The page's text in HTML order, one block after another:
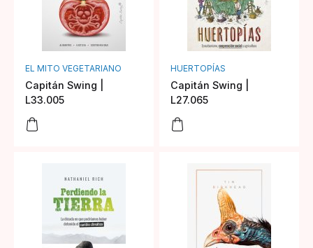
EL MITO VEGETARIANO
Capitán Swing |
L33.005
HUERTOPÍAS
Capitán Swing |
L27.065